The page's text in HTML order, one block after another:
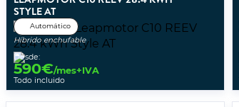
STYLE AT
Automático
Híbrido enchufable
Desde:
590€/mes+IVA
Todo incluido